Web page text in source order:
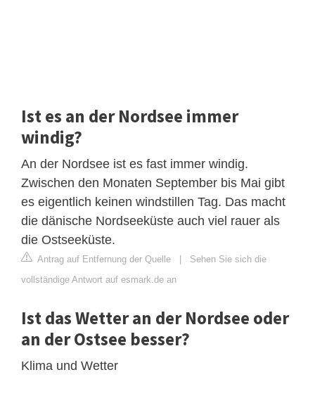
Ist es an der Nordsee immer
windig?
An der Nordsee ist es fast immer windig.
Zwischen den Monaten September bis Mai gibt
es eigentlich keinen windstillen Tag. Das macht
die dänische Nordseeküste auch viel rauer als
die Ostseeküste.
Antrag auf Entfernung der Quelle
Sehen Sie sich die
vollständige Antwort auf esmark.de an
Ist das Wetter an der Nordsee oder
an der Ostsee besser?
Klima und Wetter